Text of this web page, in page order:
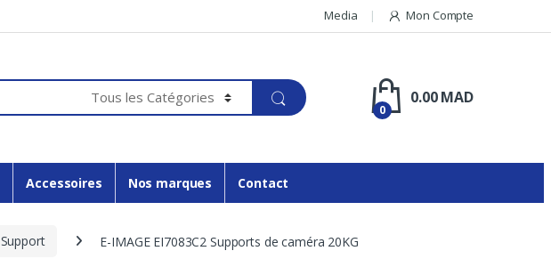
Media Mon Compte
0
0.00MAD
Accessoires Nos marques Contact
Support E-IMAGE EI7083C2 Supports de caméra 20KG